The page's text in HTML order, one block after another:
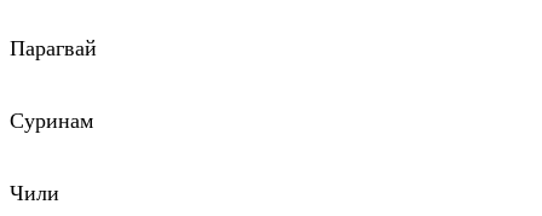
Парагвай
Суринам
Чили